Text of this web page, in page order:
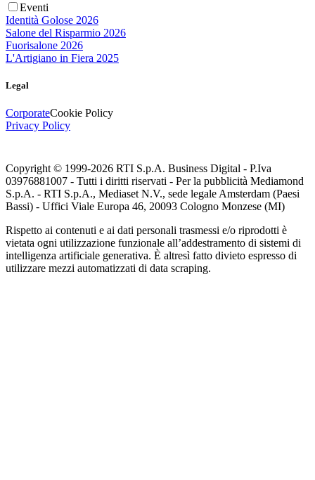
Eventi
Identità Golose 2026
Salone del Risparmio 2026
Fuorisalone 2026
L'Artigiano in Fiera 2025
Legal
CorporateCookie Policy
Privacy Policy
Copyright © 1999-2026 RTI S.p.A. Business Digital - P.Iva
03976881007 - Tutti i diritti riservati - Per la pubblicità Mediamond
S.p.A. - RTI S.p.A., Mediaset N.V., sede legale Amsterdam (Paesi
Bassi) - Uffici Viale Europa 46, 20093 Cologno Monzese (MI)
Rispetto ai contenuti e ai dati personali trasmessi e/o riprodotti è
vietata ogni utilizzazione funzionale all’addestramento di sistemi di
intelligenza artificiale generativa. È altresì fatto divieto espresso di
utilizzare mezzi automatizzati di data scraping.